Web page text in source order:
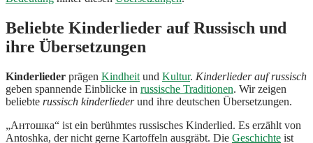
Beliebte Kinderlieder auf Russisch und
ihre Übersetzungen
Kinderlieder prägen Kindheit und Kultur. Kinderlieder auf russisch
geben spannende Einblicke in russische Traditionen. Wir zeigen
beliebte russisch kinderliederund ihre deutschen Übersetzungen.
„Антошка“ ist ein berühmtes russisches Kinderlied. Es erzählt von
Antoshka, der nicht gerne Kartoffeln ausgräbt. Die Geschichte ist